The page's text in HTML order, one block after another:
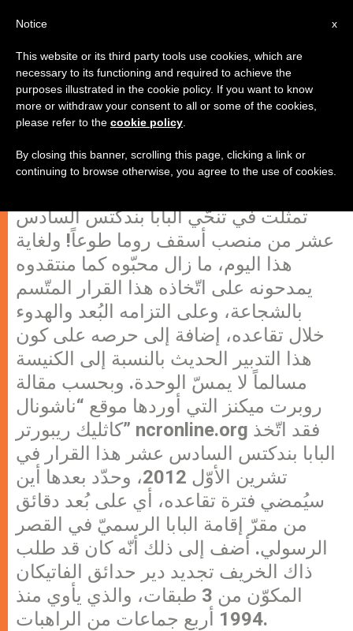
ما كان وراء استقالة البابا بندكتس؟
قراءة بعد عامين من الحدث
تمثّلت في تنحّي البابا بندكتس السادس
عشر من منصب أسقف روما طوعاً! ولغاية
هذا اليوم، ما زال محبّوه كما منتقدوه
يمدحونه على اتّخاذه هذا القرار المتّسم
بالشجاعة، وعلى التزامه البُعد والهدوء
خلال تقاعده، إضافة إلى حرصه على كون
هذا التدبير الحديث بالنسبة إلى الكنيسة
مسالماً لا يمسّ الوحدة. وبحسب مقالة
روبرت ميكنز التي أوردها موقع “ناشونال
كاثليك ريبورتر” ncronline.org فقد اتّخذ
البابا بندكتس السادس عشر هذا القرار في
تشرين الأوّل 2012، وحدّد بعدها أين
سيُمضي فترة تقاعده، أي على بُعد دقائق
من مقرّ إقامة البابا الرسميّ في القصر
الرسولي. أضف إلى ذلك أنّه كان قد طلب
ذاك الخريف تجديد دير حدائق الفاتيكان
المكوّن من 3 طبقات، والذي يأوي منذ
1994 أربع جماعات من الراهبات.
x
Notice
This website or its third party tools use cookies, which are
necessary to its functioning and required to achieve the
purposes illustrated in the cookie policy. If you want to know
more or withdraw your consent to all or some of the cookies,
please refer to the cookie policy
By closing this banner, scrolling this page, clicking a link or
continuing to browse otherwise, you agree to the use of cookies.